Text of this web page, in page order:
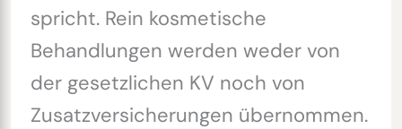
spricht. Rein kosmetische
Behandlungen werden weder von
der gesetzlichen KV noch von
Zusatzversicherungen übernommen.